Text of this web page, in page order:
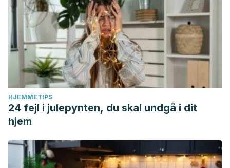
HJEMMETIPS
24 fejl i julepynten, du skal undgå i dit
hjem